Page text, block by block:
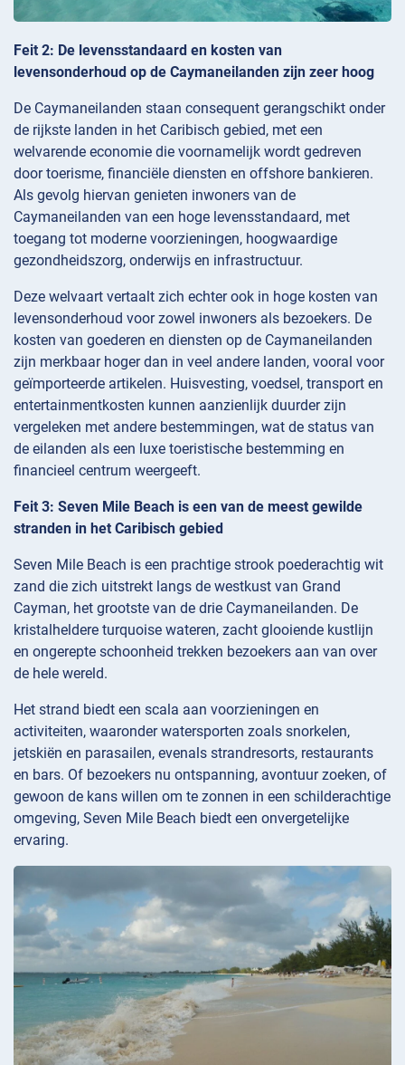
Feit 2: De levensstandaard en kosten van
levensonderhoud op de Caymaneilanden zijn zeer hoog
De Caymaneilanden staan consequent gerangschikt onder
de rijkste landen in het Caribisch gebied, met een
welvarende economie die voornamelijk wordt gedreven
door toerisme, financiële diensten en offshore bankieren.
Als gevolg hiervan genieten inwoners van de
Caymaneilanden van een hoge levensstandaard, met
toegang tot moderne voorzieningen, hoogwaardige
gezondheidszorg, onderwijs en infrastructuur.
Deze welvaart vertaalt zich echter ook in hoge kosten van
levensonderhoud voor zowel inwoners als bezoekers. De
kosten van goederen en diensten op de Caymaneilanden
zijn merkbaar hoger dan in veel andere landen, vooral voor
geïmporteerde artikelen. Huisvesting, voedsel, transport en
entertainmentkosten kunnen aanzienlijk duurder zijn
vergeleken met andere bestemmingen, wat de status van
de eilanden als een luxe toeristische bestemming en
financieel centrum weergeeft.
Feit 3: Seven Mile Beach is een van de meest gewilde
stranden in het Caribisch gebied
Seven Mile Beach is een prachtige strook poederachtig wit
zand die zich uitstrekt langs de westkust van Grand
Cayman, het grootste van de drie Caymaneilanden. De
kristalheldere turquoise wateren, zacht glooiende kustlijn
en ongerepte schoonheid trekken bezoekers aan van over
de hele wereld.
Het strand biedt een scala aan voorzieningen en
activiteiten, waaronder watersporten zoals snorkelen,
jetskiën en parasailen, evenals strandresorts, restaurants
en bars. Of bezoekers nu ontspanning, avontuur zoeken, of
gewoon de kans willen om te zonnen in een schilderachtige
omgeving, Seven Mile Beach biedt een onvergetelijke
ervaring.